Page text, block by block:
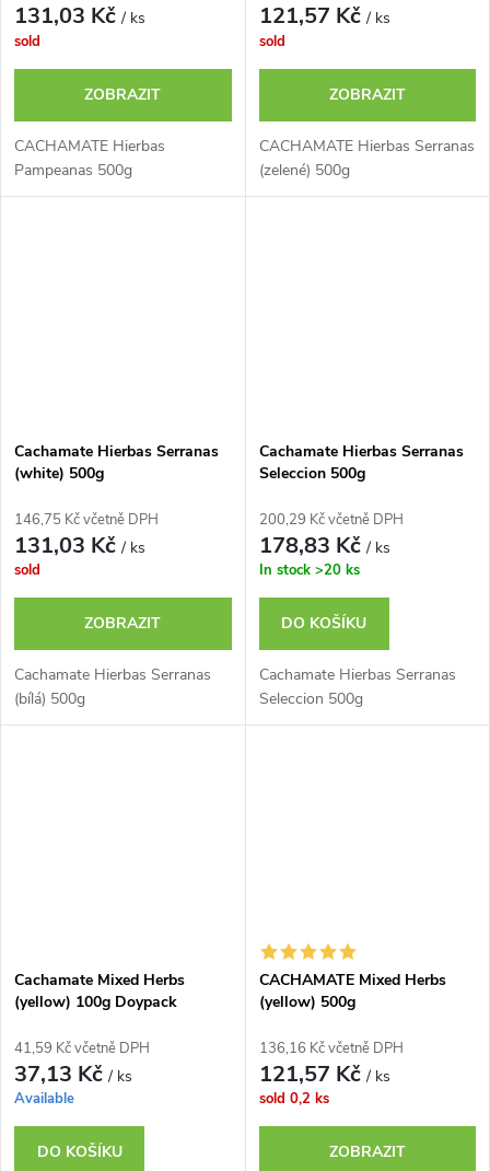
131,03 Kč/ ks
sold
ZOBRAZIT
CACHAMATE Hierbas
Pampeanas 500g
121,57 Kč/ ks
sold
ZOBRAZIT
CACHAMATE Hierbas Serranas
(zelené) 500g
Cachamate Hierbas Serranas
(white) 500g
146,75 Kč včetně DPH
131,03 Kč/ ks
sold
ZOBRAZIT
Cachamate Hierbas Serranas
(bílá) 500g
Cachamate Hierbas Serranas
Seleccion 500g
200,29 Kč včetně DPH
178,83 Kč/ ks
In stock >20 ks
DO KOŠÍKU
Cachamate Hierbas Serranas
Seleccion 500g
Cachamate Mixed Herbs
(yellow) 100g Doypack
41,59 Kč včetně DPH
37,13 Kč/ ks
Available
DO KOŠÍKU
CACHAMATE Mixed Herbs
(yellow) 500g
136,16 Kč včetně DPH
121,57 Kč/ ks
sold 0,2 ks
ZOBRAZIT